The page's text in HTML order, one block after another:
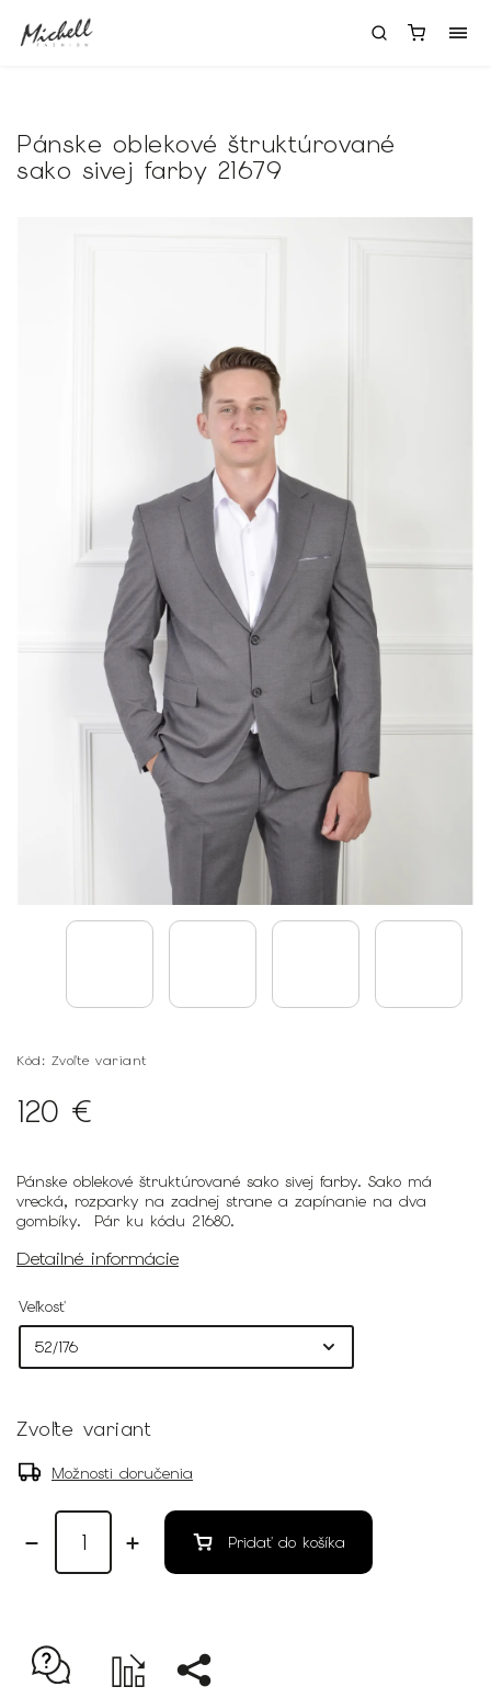
Pánske oblekové štruktúrované
sako sivej farby 21679
Kód: Zvoľte variant
120 €
Pánske oblekové štruktúrované sako sivej farby. Sako má
vrecká, rozparky na zadnej strane a zapínanie na dva
gombíky. Pár ku kódu 21680.
Detailné informácie
Veľkosť
Zvoľte variant
Možnosti doručenia
Pridať do košíka